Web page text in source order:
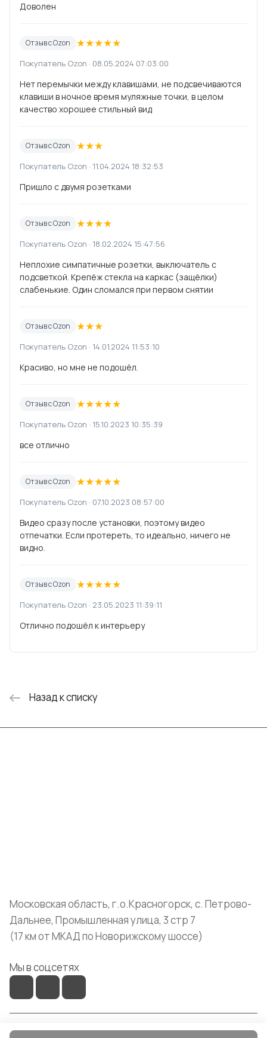
Доволен
Отзыв с Ozon ★★★★★
Покупатель Ozon · 08.05.2024 07:03:00
Нет перемычки между клавишами, не подсвечиваются
клавиши в ночное время муляжные точки, в целом
качество хорошее стильный вид
Отзыв с Ozon ★★★
Покупатель Ozon · 11.04.2024 18:32:53
Пришло с двумя розетками
Отзыв с Ozon ★★★★
Покупатель Ozon · 18.02.2024 15:47:56
Неплохие симпатичные розетки, выключатель с
подсветкой. Крепёж стекла на каркас (защёлки)
слабенькие. Один сломался при первом снятии
Отзыв с Ozon ★★★
Покупатель Ozon · 14.01.2024 11:53:10
Красиво, но мне не подошёл.
Отзыв с Ozon ★★★★★
Покупатель Ozon · 15.10.2023 10:35:39
все отлично
Отзыв с Ozon ★★★★★
Покупатель Ozon · 07.10.2023 08:57:00
Видео сразу после установки, поэтому видео
отпечатки. Если протереть, то идеально, ничего не
видно.
Отзыв с Ozon ★★★★★
Покупатель Ozon · 23.05.2023 11:39:11
Отлично подошёл к интерьеру
Назад к списку
Московская область, г.о.Красногорск, с. Петрово-
Дальнее, Промышленная улица, 3 стр 7
(17 км от МКАД по Новорижскому шоссе)
Мы в соцсетях